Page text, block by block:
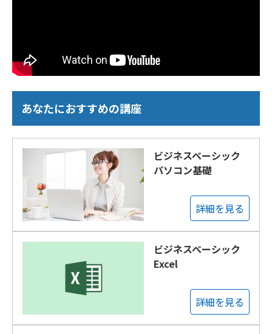
あなたにおすすめの講座
ビジネスベーシック
パソコン基礎
詳細を見る
ビジネスベーシック
Excel
詳細を見る